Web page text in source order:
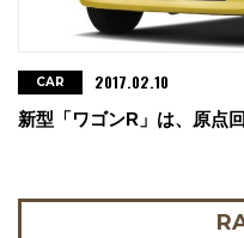
新型「ワゴンR」は、原点
CAR 2017.02.10